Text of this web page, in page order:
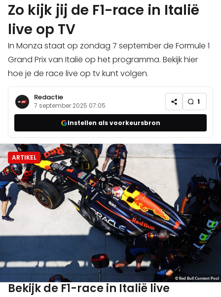
Zo kijk jij de F1-race in Italië
live op TV
In Monza staat op zondag 7 september de Formule 1
Grand Prix van Italië op het programma. Bekijk hier
hoe je de race live op tv kunt volgen.
Redactie
7 september 2025 07:05 1
Instellen als voorkeursbron
ARTIKEL
© Red Bull Content Pool
Bekijk de F1-race in Italië live